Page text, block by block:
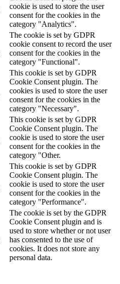
cookie is used to store the user
consent for the cookies in the
category "Analytics".
The cookie is set by GDPR
cookie consent to record the user
consent for the cookies in the
category "Functional".
This cookie is set by GDPR
Cookie Consent plugin. The
cookies is used to store the user
consent for the cookies in the
category "Necessary".
This cookie is set by GDPR
Cookie Consent plugin. The
cookie is used to store the user
consent for the cookies in the
category "Other.
This cookie is set by GDPR
Cookie Consent plugin. The
cookie is used to store the user
consent for the cookies in the
category "Performance".
The cookie is set by the GDPR
Cookie Consent plugin and is
used to store whether or not user
has consented to the use of
cookies. It does not store any
personal data.